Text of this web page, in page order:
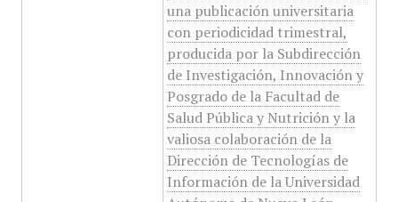
una publicación universitaria
con periodicidad trimestral,
producida por la Subdirección
de Investigación, Innovación y
Posgrado de la Facultad de
Salud Pública y Nutrición y la
valiosa colaboración de la
Dirección de Tecnologías de
Información de la Universidad